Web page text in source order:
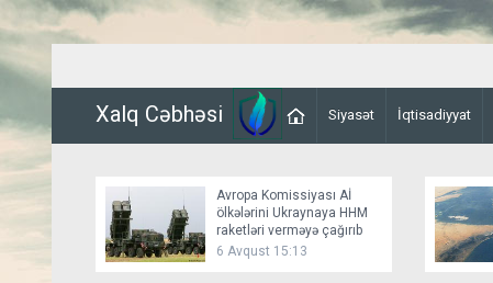
Xalq Cəbhəsi Siyasət İqtisadiyyat
Avropa Komissiyası Aİ
ölkələrini Ukraynaya HHM
raketləri verməyə çağırıb
6 Avqust 15:13